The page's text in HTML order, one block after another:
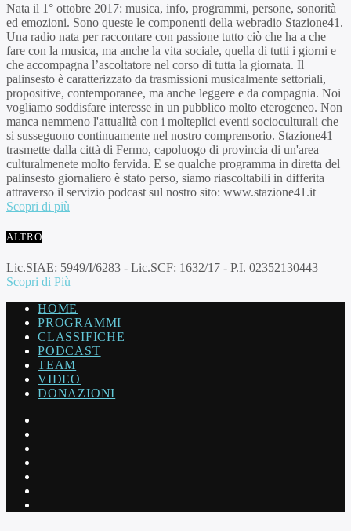
Nata il 1° ottobre 2017: musica, info, programmi, persone, sonorità
ed emozioni. Sono queste le componenti della webradio Stazione41.
Una radio nata per raccontare con passione tutto ciò che ha a che
fare con la musica, ma anche la vita sociale, quella di tutti i giorni e
che accompagna l’ascoltatore nel corso di tutta la giornata. Il
palinsesto è caratterizzato da trasmissioni musicalmente settoriali,
propositive, contemporanee, ma anche leggere e da compagnia. Noi
vogliamo soddisfare interesse in un pubblico molto eterogeneo. Non
manca nemmeno l'attualità con i molteplici eventi socioculturali che
si susseguono continuamente nel nostro comprensorio. Stazione41
trasmette dalla città di Fermo, capoluogo di provincia di un'area
culturalmenete molto fervida. E se qualche programma in diretta del
palinsesto giornaliero è stato perso, siamo riascoltabili in differita
attraverso il servizio podcast sul nostro sito: www.stazione41.it
Scopri di più
ALTRO
Lic.SIAE: 5949/I/6283 - Lic.SCF: 1632/17 - P.I. 02352130443
Scopri di Più
HOME
PROGRAMMI
CLASSIFICHE
PODCAST
TEAM
VIDEO
DONAZIONI